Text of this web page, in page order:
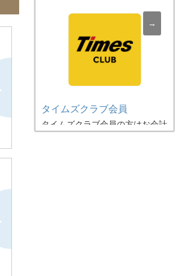
北浅羽｜北大塚｜北峰｜けや
き台｜紺屋｜小沼｜小山｜栄
｜坂戸｜沢木｜三光町｜島田
｜清水町｜成願寺｜新ケ谷｜
内｜多和目｜千代田｜塚越｜
岡｜中小坂｜中里｜仲町｜中
富町｜新堀｜西インター｜西
タイムズクラブ会員
タイムズクラブ会員の方はお会計